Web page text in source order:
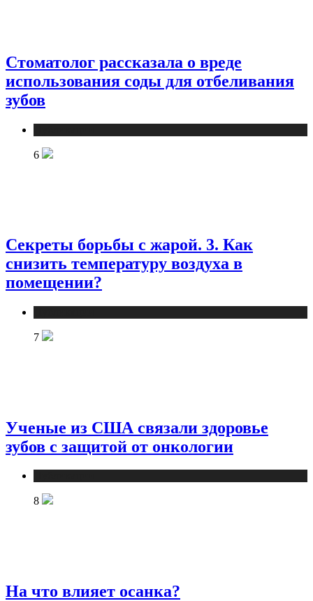
Стоматолог рассказала о вреде
использования соды для отбеливания
зубов
6
Секреты борьбы с жарой. 3. Как
снизить температуру воздуха в
помещении?
7
Ученые из США связали здоровье
зубов с защитой от онкологии
8
На что влияет осанка?